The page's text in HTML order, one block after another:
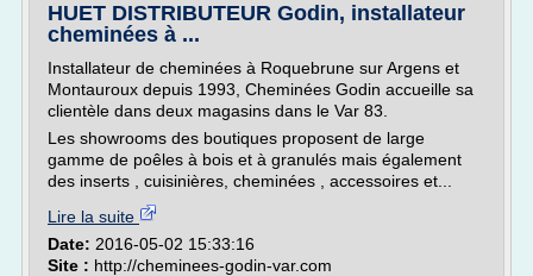
HUET DISTRIBUTEUR Godin, installateur
cheminées à ...
Installateur de cheminées à Roquebrune sur Argens et
Montauroux depuis 1993, Cheminées Godin accueille sa
clientèle dans deux magasins dans le Var 83.
Les showrooms des boutiques proposent de large
gamme de poêles à bois et à granulés mais également
des inserts , cuisinières, cheminées , accessoires et...
Lire la suite
Date: 2016-05-02 15:33:16
Site : http://cheminees-godin-var.com